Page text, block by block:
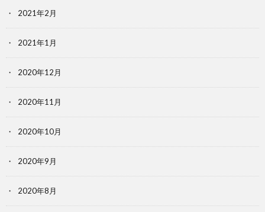
2021年2月
2021年1月
2020年12月
2020年11月
2020年10月
2020年9月
2020年8月